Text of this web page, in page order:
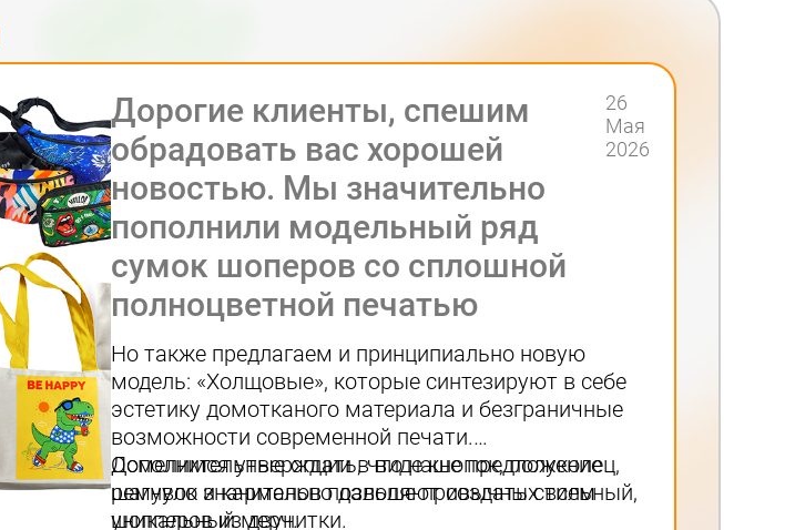
Дорогие клиенты, спешим
обрадовать вас хорошей
новостью. Мы значительно
пополнили модельный ряд
сумок шоперов со сплошной
полноцветной печатью
26
Мая
2026
Но также предлагаем и принципиально новую
модель: «Холщовые», которые синтезируют в себе
эстетику домотканого материала и безграничные
возможности современной печати.
Дополнительные опции в виде кнопок, полуколец,
ремувок и карманов позволяют создать стильный,
уникальный мерч.
Осмелимся утверждать, что наше предложение
шагнуло значительно дальше привычных всем
шопперов из двунитки.